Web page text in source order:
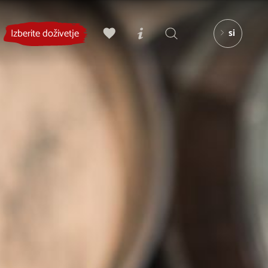
Izberite doživetje si